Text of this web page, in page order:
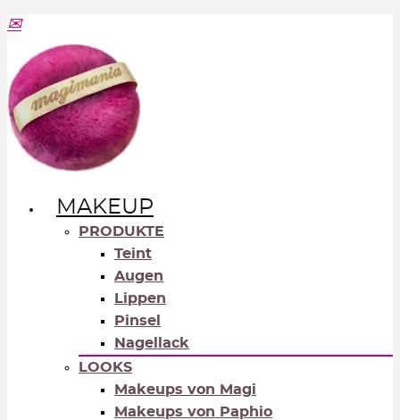
MAKEUP
PRODUKTE
Teint
Augen
Lippen
Pinsel
Nagellack
LOOKS
Makeups von Magi
Makeups von Paphio